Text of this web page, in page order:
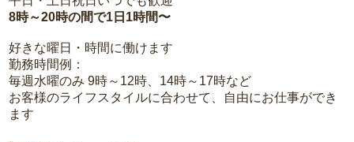
8時～20時の間で1日1時間〜
好きな曜日・時間に働けます
勤務時間例：
毎週水曜のみ 9時～12時、14時～17時など
お客様のライフスタイルに合わせて、自由にお仕事ができ
ます